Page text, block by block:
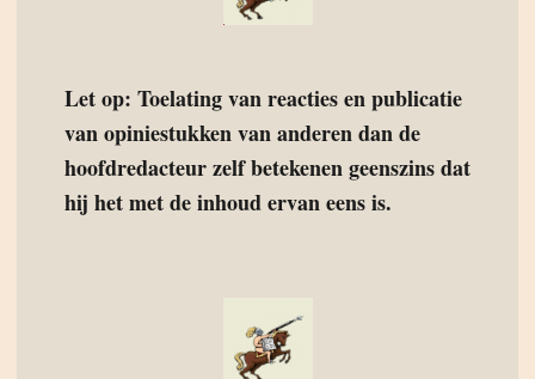
Let op: Toelating van reacties en publicatie
van opiniestukken van anderen dan de
hoofdredacteur zelf betekenen geenszins dat
hij het met de inhoud ervan eens is.